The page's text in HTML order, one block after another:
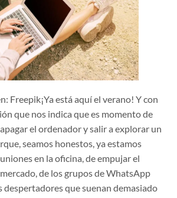
Freepik¡Ya está aquí el verano! Y con
que nos indica que es momento de
el ordenador y salir a explorar un
seamos honestos, ya estamos
en la oficina, de empujar el
de los grupos de WhatsApp
despertadores que suenan demasiado